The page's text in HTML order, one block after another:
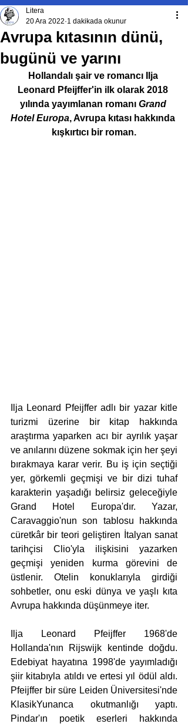
Avrupa kıtasının dünü,
bugünü ve yarını
Litera
20 Ara 2022 1 dakikada okunur
Hollandalı şair ve romancı Ilja
Leonard Pfeijffer'in ilk olarak 2018
yılında yayımlanan romanı Grand
Hotel Europa, Avrupa kıtası hakkında
kışkırtıcı bir roman.
Ilja Leonard Pfeijffer adlı bir yazar kitle
turizmi üzerine bir kitap hakkında
araştırma yaparken acı bir ayrılık yaşar
ve anılarını düzene sokmak için her şeyi
bırakmaya karar verir. Bu iş için seçtiği
yer, görkemli geçmişi ve bir dizi tuhaf
karakterin yaşadığı belirsiz geleceğiyle
Grand Hotel Europa'dır. Yazar,
Caravaggio'nun son tablosu hakkında
cüretkâr bir teori geliştiren İtalyan sanat
tarihçisi Clio'yla ilişkisini yazarken
geçmişi yeniden kurma görevini de
üstlenir. Otelin konuklarıyla girdiği
sohbetler, onu eski dünya ve yaşlı kıta
Avrupa hakkında düşünmeye iter.
Ilja Leonard Pfeijffer 1968'de
Hollanda'nın Rijswijk kentinde doğdu.
Edebiyat hayatına 1998'de yayımladığı
şiir kitabıyla atıldı ve ertesi yıl ödül aldı.
Pfeijffer bir süre Leiden Üniversitesi'nde
KlasikYunanca okutmanlığı yaptı.
Pindar'ın poetik eserleri hakkında